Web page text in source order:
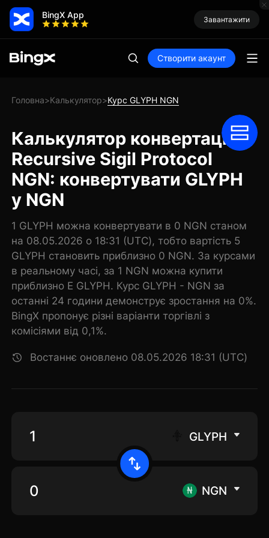
BingX App Завантажити
Створити акаунт
Головна>Калькулятор>Курс GLYPH NGN
Калькулятор конвертації
Recursive Sigil Protocol
NGN: конвертувати GLYPH
у NGN
1 GLYPH можна конвертувати в 0 NGN станом
на 08.05.2026 о 18:31 (UTC), тобто вартість 5
GLYPH становить приблизно 0 NGN. За курсами
в реальному часі, за 1 NGN можна купити
приблизно E GLYPH. Курс GLYPH - NGN за
останні 24 години демонструє зростання на 0%.
BingX пропонує різні варіанти торгівлі з
комісіями від 0,1%.
Востаннє оновлено 08.05.2026 18:31 (UTC)
GLYPH
NGN